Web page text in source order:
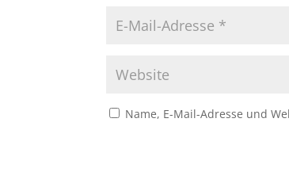
Name, E-Mail-Adresse und